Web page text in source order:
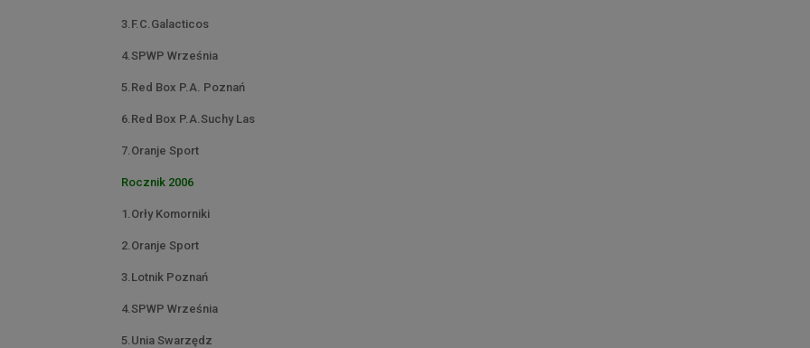
3.F.C.Galacticos
4.SPWP Września
5.Red Box P.A. Poznań
6.Red Box P.A.Suchy Las
7.Oranje Sport
Rocznik 2006
1.Orły Komorniki
2.Oranje Sport
3.Lotnik Poznań
4.SPWP Września
5.Unia Swarzędz